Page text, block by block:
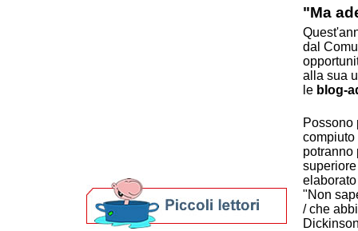
"Ma
dal
alla sua
le blog-
Possono
compiuto
potranno
"Non
/ che